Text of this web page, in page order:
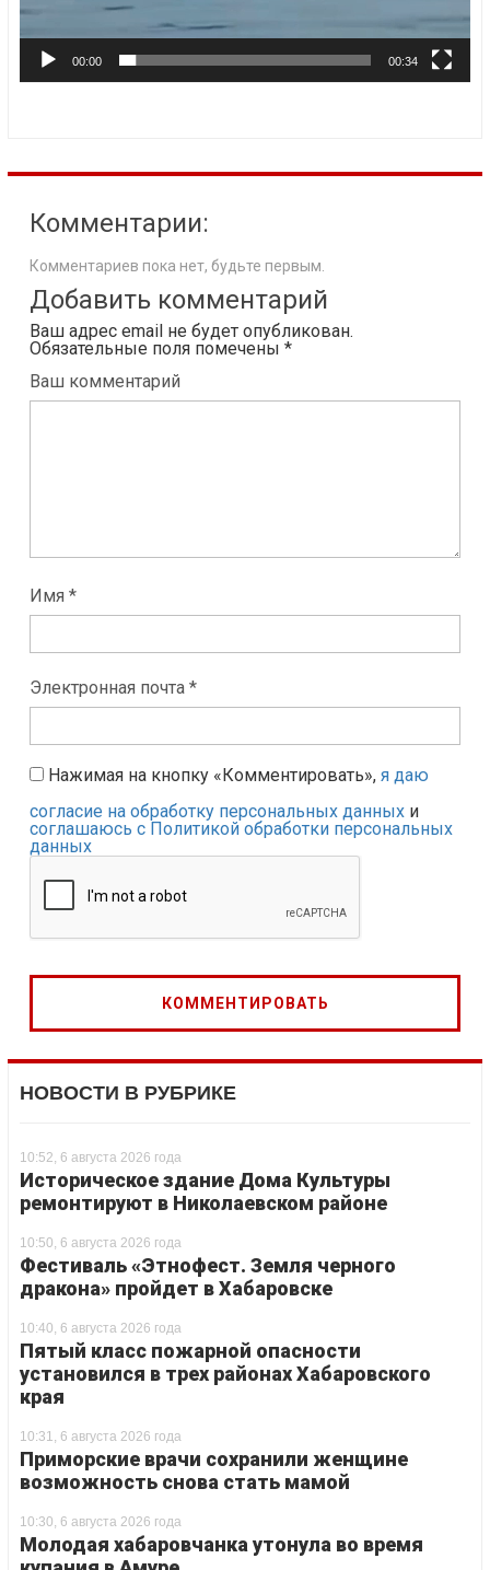
00:00 00:34
Комментарии:
Комментариев пока нет, будьте первым.
Добавить комментарий
Ваш адрес email не будет опубликован.
Обязательные поля помечены *
Ваш комментарий
Имя *
Электронная почта *
Нажимая на кнопку «Комментировать», я даю
согласие на обработку персональных данных и
соглашаюсь с Политикой обработки персональных
данных
НОВОСТИ В РУБРИКЕ
10:52, 6 августа 2026 года
Историческое здание Дома Культуры
ремонтируют в Николаевском районе
10:50, 6 августа 2026 года
Фестиваль «Этнофест. Земля черного
дракона» пройдет в Хабаровске
10:40, 6 августа 2026 года
Пятый класс пожарной опасности
установился в трех районах Хабаровского
края
10:31, 6 августа 2026 года
Приморские врачи сохранили женщине
возможность снова стать мамой
10:30, 6 августа 2026 года
Молодая хабаровчанка утонула во время